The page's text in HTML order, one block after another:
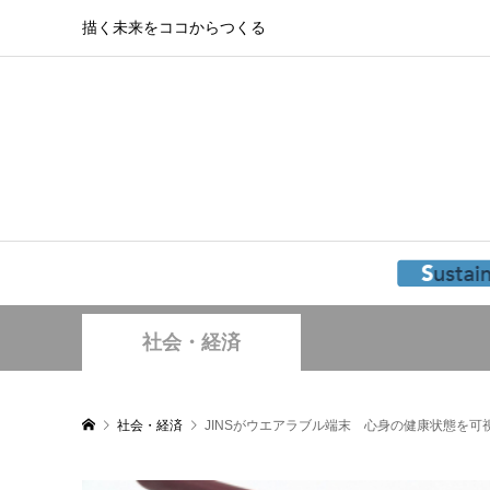
描く未来をココからつくる
社会・経済
社会・経済 JINSがウエアラブル端末 心身の健康状態を可